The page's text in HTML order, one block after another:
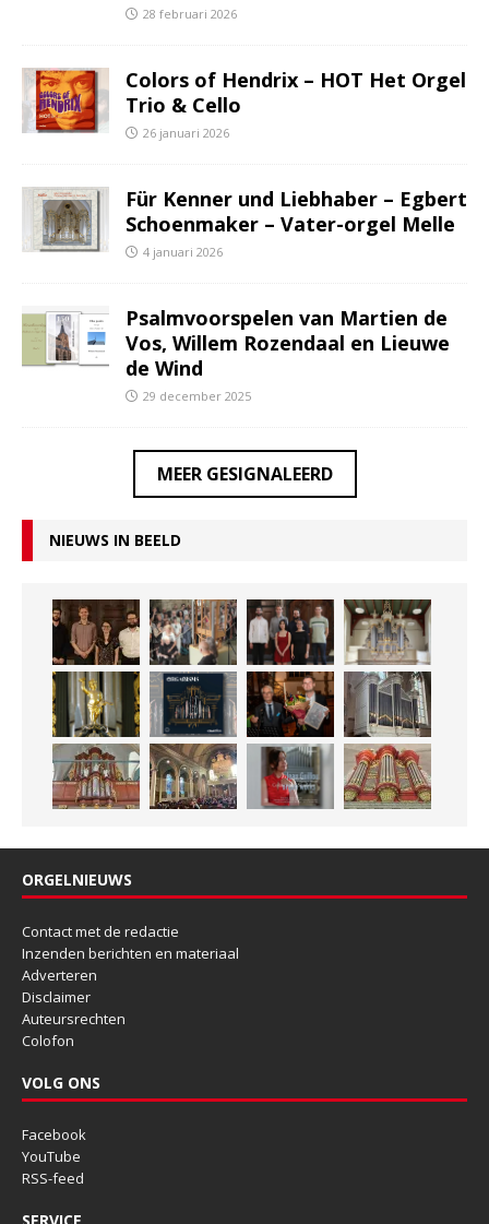
28 februari 2026
Colors of Hendrix – HOT Het Orgel
Trio & Cello
26 januari 2026
Für Kenner und Liebhaber – Egbert
Schoenmaker – Vater-orgel Melle
4 januari 2026
Psalmvoorspelen van Martien de
Vos, Willem Rozendaal en Lieuwe
de Wind
29 december 2025
MEER GESIGNALEERD
NIEUWS IN BEELD
ORGELNIEUWS
Contact met de redactie
Inzenden berichten en materiaal
Adverteren
Disclaimer
Auteursrechten
Colofon
VOLG ONS
Facebook
YouTube
RSS-feed